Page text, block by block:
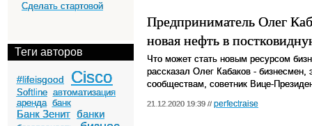
Сделать стартовой
Теги авторов
#lifeisgood Cisco
Softline автоматизация
аренда банк
Банк Зенит банки
Предприниматель Олег
новая нефть в
Что может стать новым ресурсом
рассказал Олег Кабаков - бизнесмен,
сообществам, советник Вице-
21.12.2020 19:39 // perfectraise